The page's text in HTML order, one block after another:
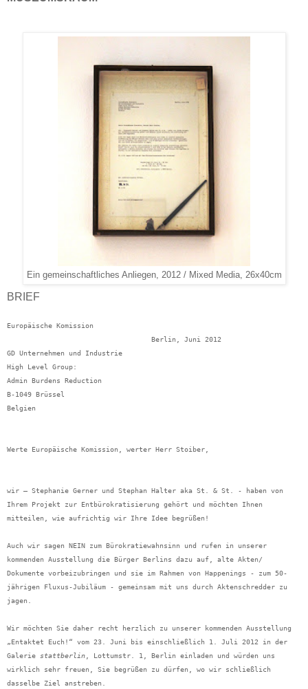
Ein gemeinschaftliches Anliegen, 2012 / Mixed Media, 26x40cm
BRIEF
Europäische Komission
Berlin, Juni 2012
GD Unternehmen und Industrie
High Level Group:
Admin Burdens Reduction
B-1049 Brüssel
Belgien
Werte Europäische Komission, werter Herr Stoiber,
wir – Stephanie Gerner und Stephan Halter aka St. & St. - haben von
Ihrem Projekt zur Entbürokratisierung gehört und möchten Ihnen
mitteilen, wie aufrichtig wir Ihre Idee begrüßen!
Auch wir sagen NEIN zum Bürokratiewahnsinn und rufen in unserer
kommenden Ausstellung die Bürger Berlins dazu auf, alte Akten/
Dokumente vorbeizubringen und sie im Rahmen von Happenings - zum 50-
jährigen Fluxus-Jubiläum - gemeinsam mit uns durch Aktenschredder zu
jagen.
Wir möchten Sie daher recht herzlich zu unserer kommenden Ausstellung
„Entaktet Euch!“ vom 23. Juni bis einschließlich 1. Juli 2012 in der
Galerie stattberlin , Lottumstr. 1, Berlin einladen und würden uns
wirklich sehr freuen, Sie begrüßen zu dürfen, wo wir schließlich
dasselbe Ziel anstreben.